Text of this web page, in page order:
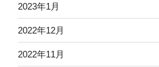
2023年1月
2022年12月
2022年11月